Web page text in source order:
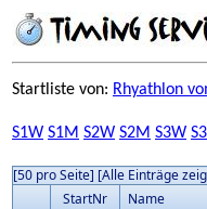
Startliste von: Rhyathlon
S1W S1M S2W S2M S3W
[50 pro Seite] [Alle Einträge
StartNr
Name